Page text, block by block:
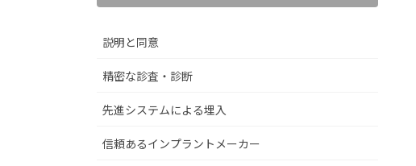
説明と同意
精密な診査・診断
先進システムによる埋入
信頼あるインプラントメーカー